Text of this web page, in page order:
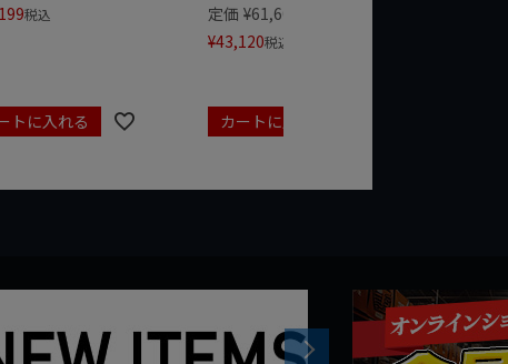
税込
トに入れる
定価 ¥61,600
¥43,120税込
カートに入れる
Next